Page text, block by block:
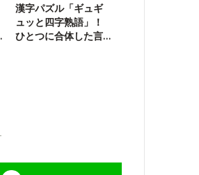
漢字パズル「ギュギ
ュッと四字熟語」！
ひとつに合体した言